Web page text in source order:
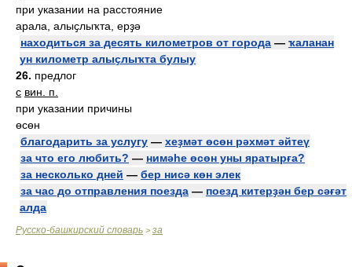
при указании на расстояние
арала, алыҫлыҡта, ерҙә
находиться за десять километров от города — ҡаланан
ун километр алыҫлыҡта булыу
26. предлог
с вин. п.
при указании причины
өсөн
благодарить за услугу — хеҙмәт өсөн рәхмәт әйтеү
за что его любить? — нимәһе өсөн уны яратырға?
за несколько дней — бер нисә көн элек
за час до отправления поезда — поезд китерҙән бер сәғәт
алда
Русско-башкирский словарь > за